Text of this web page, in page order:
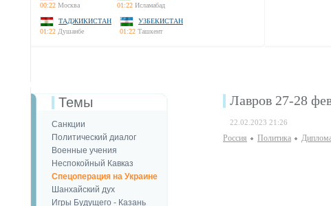
00:22 Москва
01:22 Исламабад
ТАДЖИКИСТАН
01:22 Душанбе
УЗБЕКИСТАН
01:22 Ташкент
Темы
Санкции
Политический диалог
Военные учения
Неспокойный Кавказ
Спецоперация на Украине
Шанхайский дух
Игры Будущего - Казань
Лавров 27-28
22.02.2023 21:26
Россия Политика